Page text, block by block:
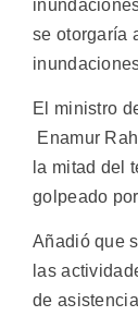
se otorgaría
El ministro
Enamur
la mitad del
golpeado
Añadió que
las
de